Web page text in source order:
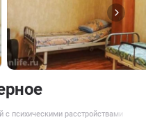
психическими расстройствами